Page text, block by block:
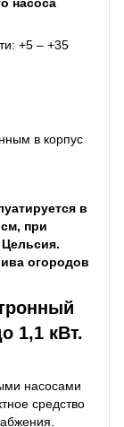
+5 – +35
в корпус
в
при
огородов
1,1 кВт.
насосами
средство